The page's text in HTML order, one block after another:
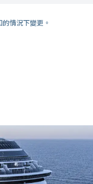
情況下變更。